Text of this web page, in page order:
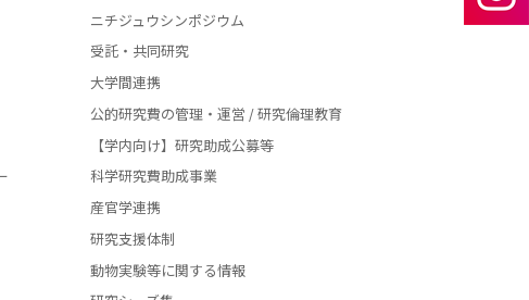
ニチジュウシンポジウム
受託・共同研究
大学間連携
公的研究費の管理・運営 / 研究倫理教育
【学内向け】研究助成公募等
科学研究費助成事業
産官学連携
研究支援体制
動物実験等に関する情報